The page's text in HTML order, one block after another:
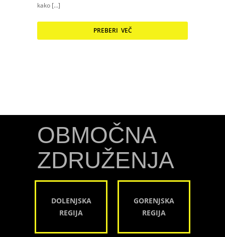
kako […]
PREBERI VEČ
OBMOČNA
ZDRUŽENJA
DOLENJSKA
REGIJA
GORENJSKA
REGIJA